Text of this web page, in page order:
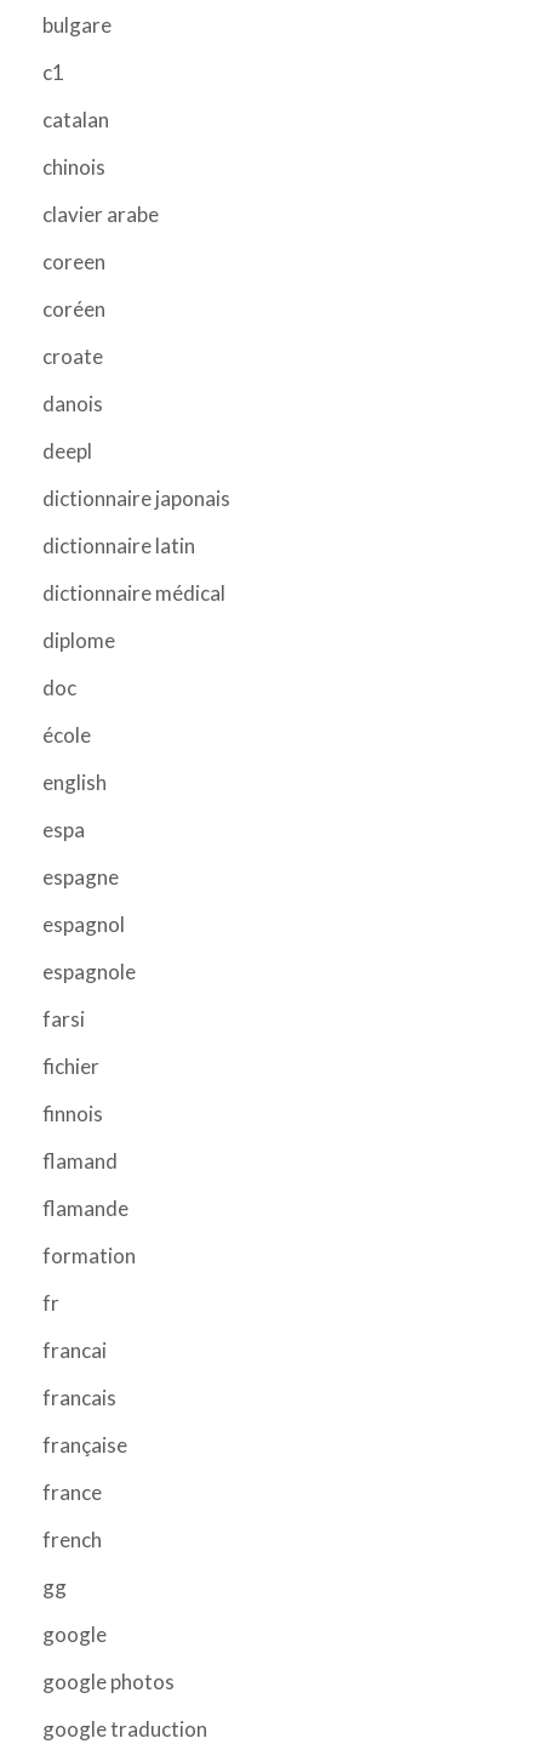
bulgare
c1
catalan
chinois
clavier arabe
coreen
coréen
croate
danois
deepl
dictionnaire japonais
dictionnaire latin
dictionnaire médical
diplome
doc
école
english
espa
espagne
espagnol
espagnole
farsi
fichier
finnois
flamand
flamande
formation
fr
francai
francais
française
france
french
gg
google
google photos
google traduction